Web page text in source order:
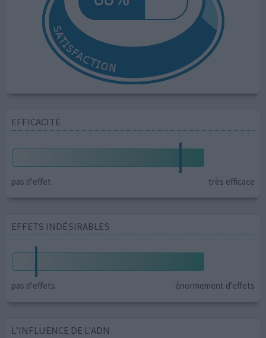
EFFICACITÉ
pas d'effet très efficace
EFFETS INDÉSIRABLES
pas d'effets énormement d'effets
L’INFLUENCE DE L'ADN